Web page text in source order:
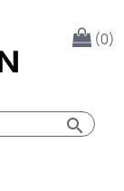
(0)
search